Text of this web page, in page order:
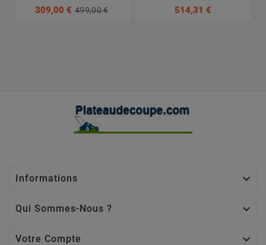
309,00 € 499,00 €
514,31 €
Informations 
Qui Sommes-Nous ? 
Votre Compte 